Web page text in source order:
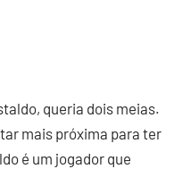
queria dois meias.
mais próxima para ter
é um jogador que